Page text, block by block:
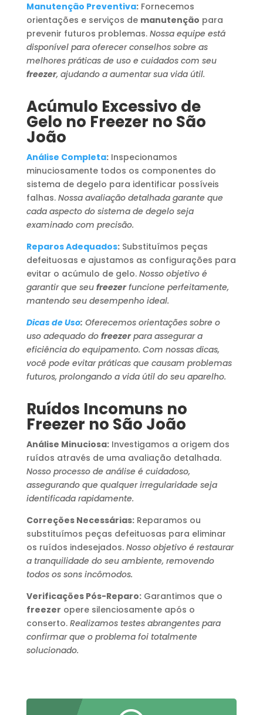
Manutenção Preventiva:Fornecemos
orientações e serviços de manutenção para
prevenir futuros problemas. Nossa equipe está
disponível para oferecer conselhos sobre as
melhores práticas de uso e cuidados com seu
freezer, ajudando a aumentar sua vida útil.
Acúmulo Excessivo de
Gelo no Freezer no São
João
Análise Completa:Inspecionamos
minuciosamente todos os componentes do
sistema de degelo para identificar possíveis
falhas. Nossa avaliação detalhada garante que
cada aspecto do sistema de degelo seja
examinado com precisão.
Reparos Adequados:Substituímos peças
defeituosas e ajustamos as configurações para
evitar o acúmulo de gelo. Nosso objetivo é
garantir que seu freezerfuncione perfeitamente,
mantendo seu desempenho ideal.
Dicas de Uso: Oferecemos orientações sobre o
uso adequado do freezerpara assegurar a
eficiência do equipamento. Com nossas dicas,
você pode evitar práticas que causam problemas
futuros, prolongando a vida útil do seu aparelho.
Ruídos Incomuns no
Freezer no São João
Análise Minuciosa:Investigamos a origem dos
ruídos através de uma avaliação detalhada.
Nosso processo de análise é cuidadoso,
assegurando que qualquer irregularidade seja
identificada rapidamente.
Correções Necessárias:Reparamos ou
substituímos peças defeituosas para eliminar
os ruídos indesejados. Nosso objetivo é restaurar
a tranquilidade do seu ambiente, removendo
todos os sons incômodos.
Verificações Pós-Reparo:Garantimos que o
freezer opere silenciosamente após o
conserto. Realizamos testes abrangentes para
confirmar que o problema foi totalmente
solucionado.